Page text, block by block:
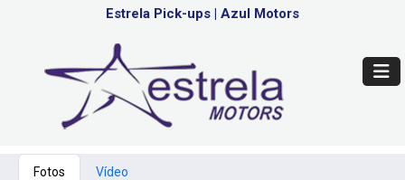
Estrela Pick-ups | Azul Motors
Fotos Vídeo